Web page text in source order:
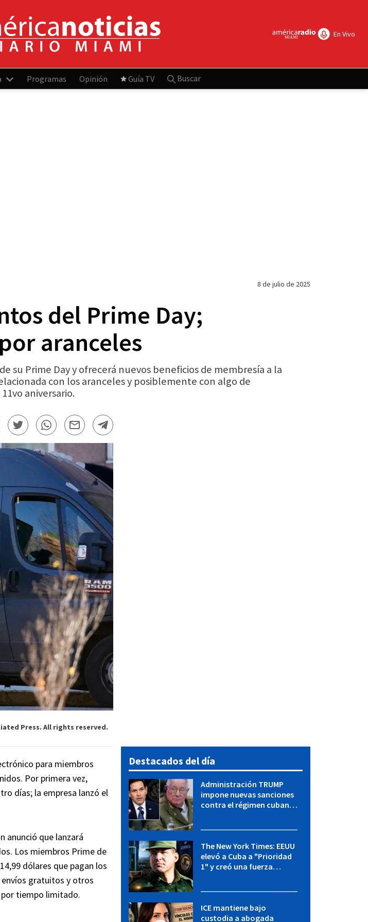
En Vivo
Programas Opinión Guía TV Buscar
8 de julio de 2025
del Prime Day;
aranceles
su Prime Day y ofrecerá nuevos beneficios de membresía a la
con los aranceles y posiblemente con algo de
aniversario.
Press. All rights reserved.
para miembros
Por primera vez,
días; la empresa lanzó el
anunció que lanzará
Los miembros Prime de
dólares que pagan los
gratuitos y otros
por tiempo limitado.
Destacados del día
Administración TRUMP
impone nuevas sanciones
contra el régimen cubano:
The New York Times: EEUU
elevó a Cuba a "Prioridad
1" y creó una fuerza
ICE mantiene bajo
custodia a abogada